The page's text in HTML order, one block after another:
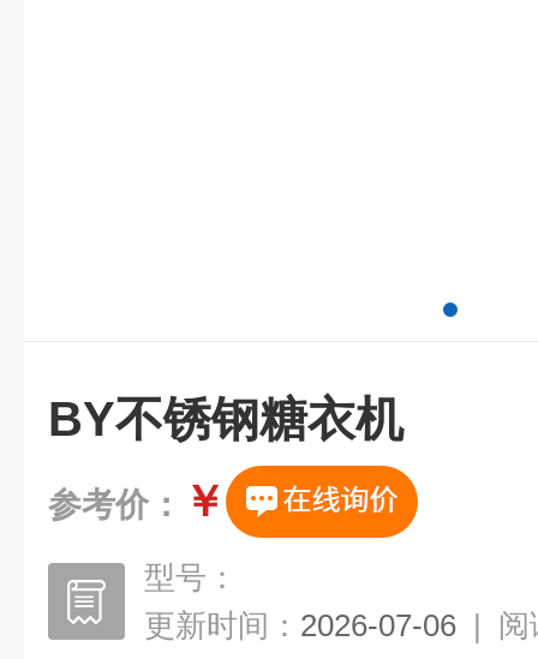
BY不锈钢糖衣机
参考价： ￥
型号：
更新时间： 2026-07-06 | 阅